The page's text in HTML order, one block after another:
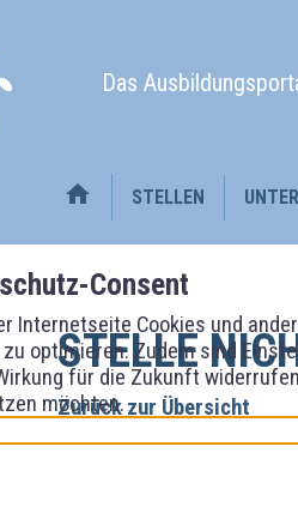
Consent
Internetseite Cookies und
optimieren. Zudem sind
für die Zukunft
möchten.
Das
STELLEN
STELLE
Zurück zur Übersicht